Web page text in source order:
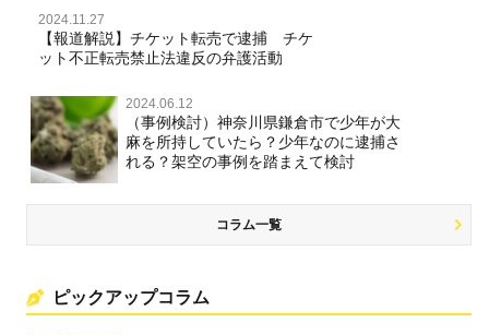
2024.11.27
【報道解説】チケット転売で逮捕 チケ
ット不正転売禁止法違反の弁護活動
2024.06.12
（事例検討）神奈川県鎌倉市で少年が大
麻を所持していたら？少年なのに逮捕さ
れる？架空の事例を踏まえて検討
コラム一覧
ピックアップコラム